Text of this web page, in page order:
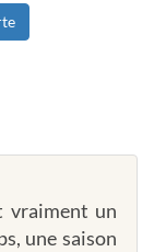
vraiment un
une saison